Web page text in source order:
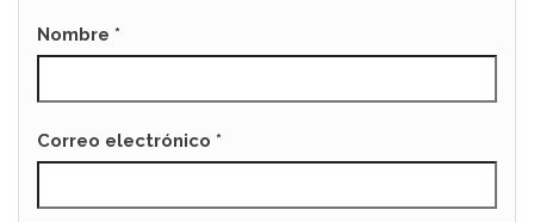
Nombre *
Correo electrónico *